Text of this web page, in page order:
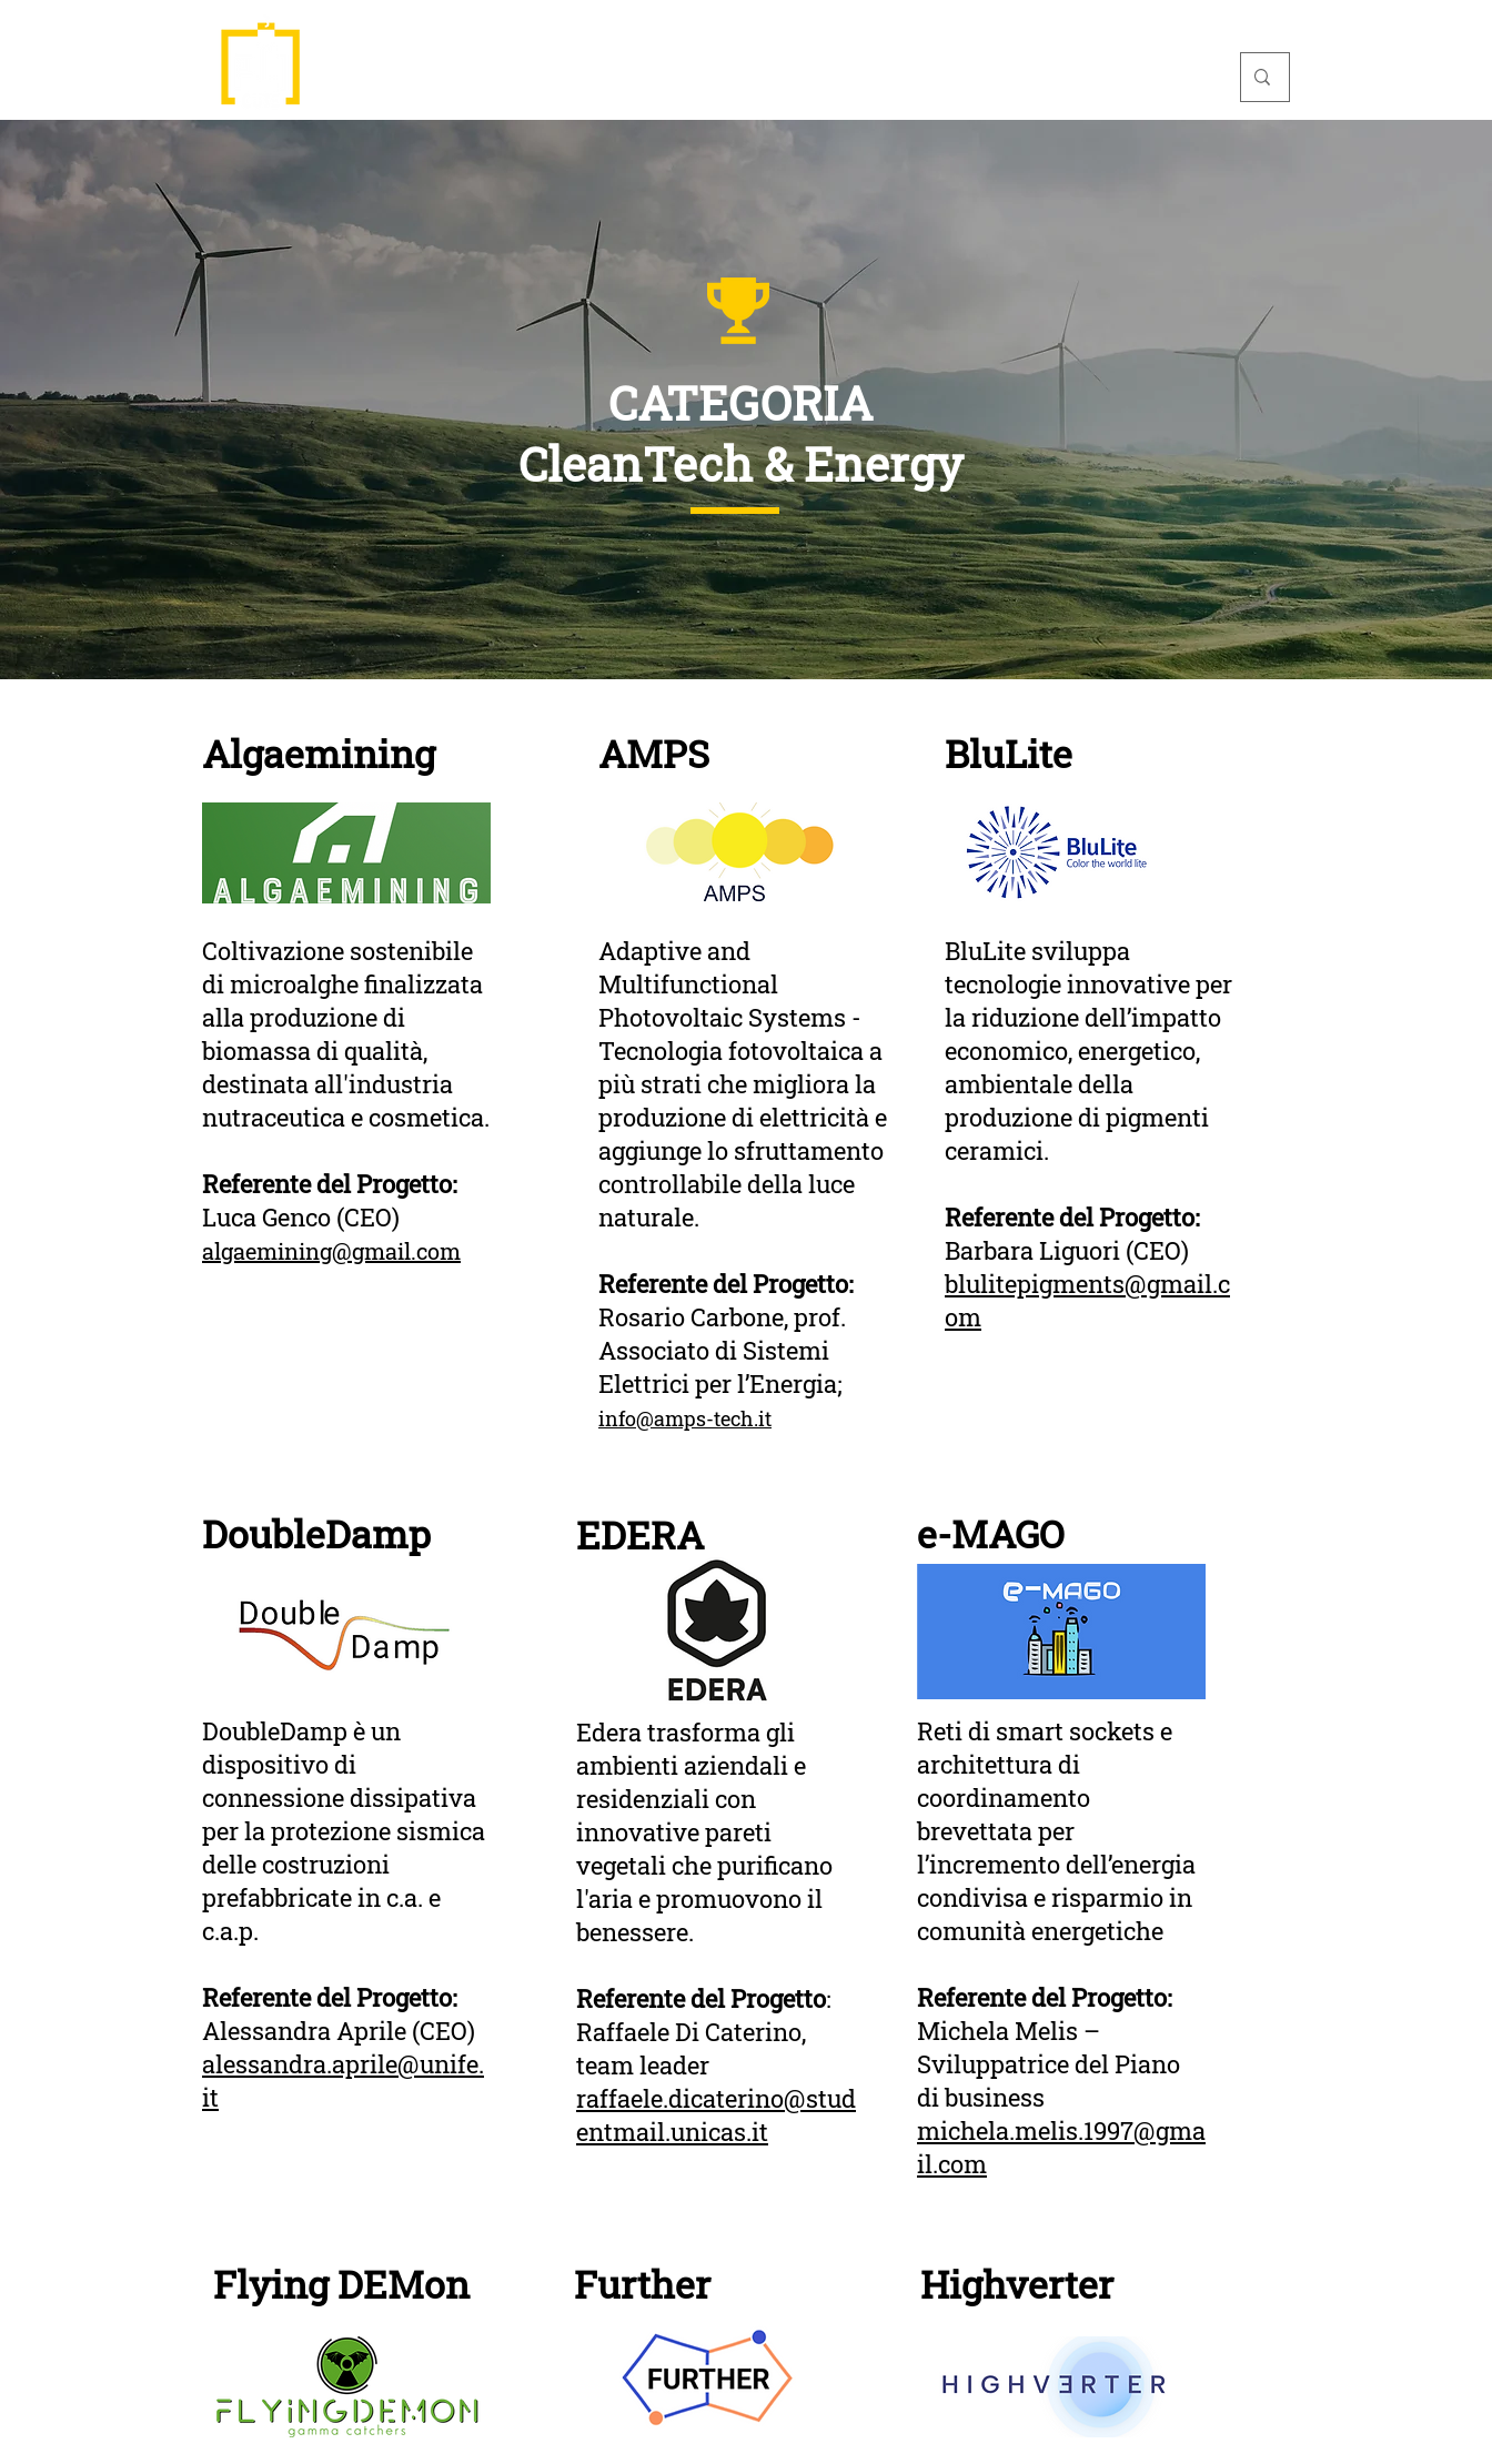
CATEGORIA
CleanTech & Energy
Algaemining
Coltivazione sostenibile
di microalghe finalizzata
alla produzione di
biomassa di qualità,
destinata all'industria
nutraceutica e cosmetica.
Referente del Progetto:
Luca Genco (CEO)
algaemining@gmail.com
AMPS
Adaptive and
Multifunctional
Photovoltaic Systems -
Tecnologia fotovoltaica a
più strati che migliora la
produzione di elettricità e
aggiunge lo sfruttamento
controllabile della luce
naturale.
Referente del Progetto:
Rosario Carbone, prof.
Associato di Sistemi
Elettrici per l’Energia;
info@amps-tech.it
BluLite
BluLite sviluppa
tecnologie innovative per
la riduzione dell’impatto
economico, energetico,
ambientale della
produzione di pigmenti
ceramici.
Referente del Progetto:
Barbara Liguori (CEO)
blulitepigments@gmail.c
om
DoubleDamp
DoubleDamp è un
dispositivo di
connessione dissipativa
per la protezione sismica
delle costruzioni
prefabbricate in c.a. e
c.a.p.
Referente del Progetto:
Alessandra Aprile (CEO)
alessandra.aprile@unife.
it
EDERA
Edera trasforma gli
ambienti aziendali e
residenziali con
innovative pareti
vegetali che purificano
l'aria e promuovono il
benessere.
Referente del Progetto:
Raffaele Di Caterino,
team leader
raffaele.dicaterino@stud
entmail.unicas.it
e-MAGO
Reti di smart sockets e
architettura di
coordinamento
brevettata per
l’incremento dell’energia
condivisa e risparmio in
comunità energetiche
Referente del Progetto:
Michela Melis –
Sviluppatrice del Piano
di business
michela.melis.1997@gma
il.com
Flying DEMon Further Highverter